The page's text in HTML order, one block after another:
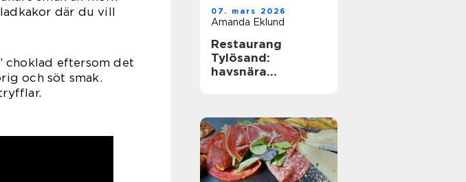
där du vill
choklad eftersom det
och söt smak.
07. mars 2026
Amanda Eklund
Restaurang
Tylösand:
havsnära